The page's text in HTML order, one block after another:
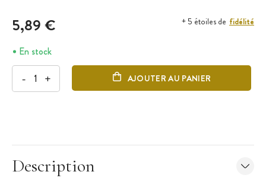
5,89 € + 5 étoiles de fidélité
En stock
- + AJOUTER AU PANIER
Description